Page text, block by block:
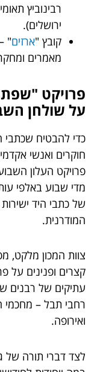
רבינוביץ
ירושלים).
קובץ "ארזים"
מאמרים
פרויקט
על שולחן
כדי להבטיח שכתבי
חוקרים ואנשי
פרויקט העלון
מדי שבוע באלפי
של כתבי היד
המודרנית.
צוות המכון מלקט,
קצרים ופנינים על
עתיקים של רבנים
רחבי תבל – מחכמי
ואירופה.
לצד דברי תורה של